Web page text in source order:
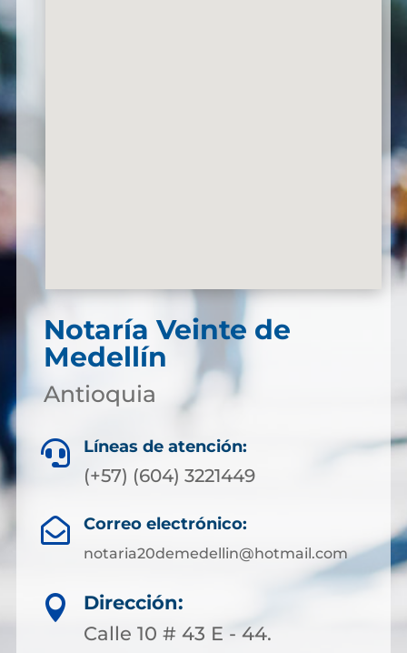
Notaría Veinte de
Medellín
Antioquia
 Líneas de atención:
(+57) (604) 3221449
 Correo electrónico:
notaria20demedellin@hotmail.com

Dirección:
Calle 10 # 43 E - 44.